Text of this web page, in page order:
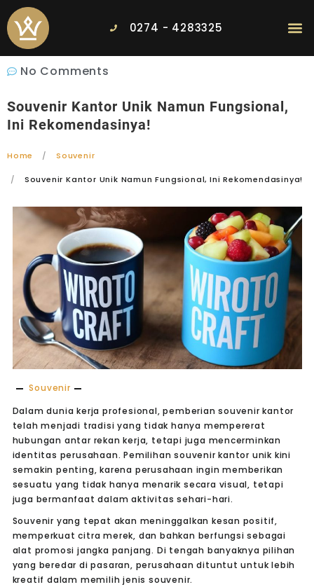
0274 - 4283325
No Comments
Souvenir Kantor Unik Namun Fungsional,
Ini Rekomendasinya!
Home Souvenir
Souvenir Kantor Unik Namun Fungsional, Ini Rekomendasinya!
Souvenir
Dalam dunia kerja profesional, pemberian souvenir kantor
telah menjadi tradisi yang tidak hanya mempererat
hubungan antar rekan kerja, tetapi juga mencerminkan
identitas perusahaan. Pemilihan souvenir kantor unik kini
semakin penting, karena perusahaan ingin memberikan
sesuatu yang tidak hanya menarik secara visual, tetapi
juga bermanfaat dalam aktivitas sehari-hari.
Souvenir yang tepat akan meninggalkan kesan positif,
memperkuat citra merek, dan bahkan berfungsi sebagai
alat promosi jangka panjang. Di tengah banyaknya pilihan
yang beredar di pasaran, perusahaan dituntut untuk lebih
kreatif dalam memilih jenis souvenir.